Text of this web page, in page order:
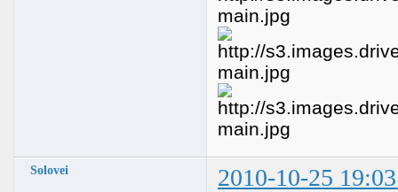
Solovei 2010-10-25